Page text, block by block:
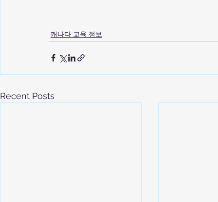
캐나다 교육 정보
Recent Posts